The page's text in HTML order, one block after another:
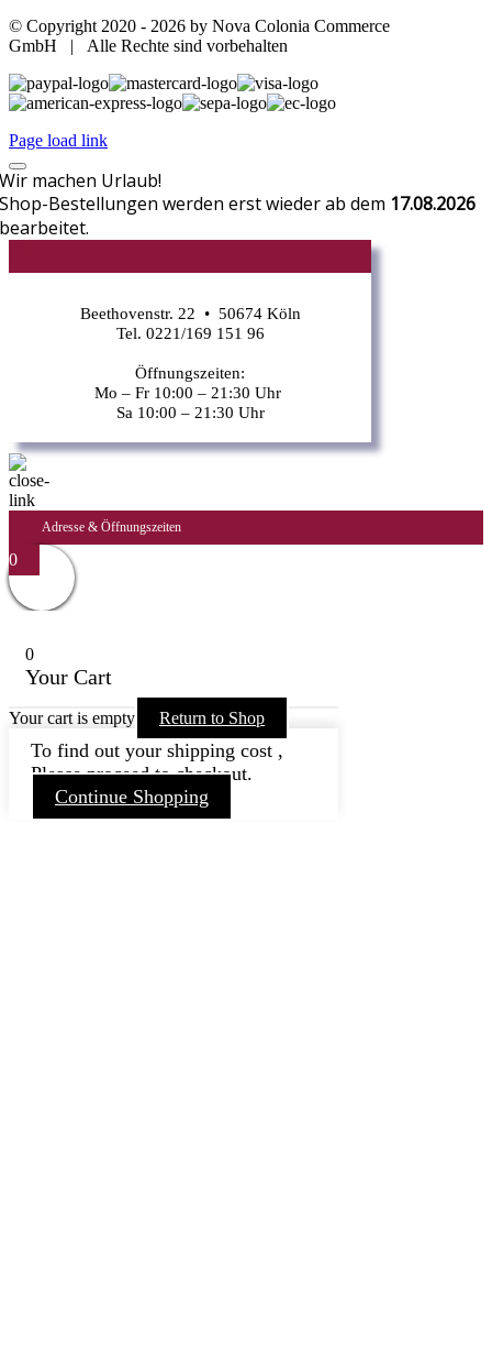
© Copyright 2020 - 2026 by Nova Colonia Commerce
GmbH | Alle Rechte sind vorbehalten
Page load link
Wir machen Urlaub!
Shop-Bestellungen werden erst wieder ab dem 17.08.2026
bearbeitet.
Beethovenstr. 22 • 50674 Köln
Tel. 0221/169 151 96
Öffnungszeiten:
Mo – Fr 10:00 – 21:30 Uhr
Sa 10:00 – 21:30 Uhr
Adresse & Öffnungszeiten
0
0
Your Cart
Your cart is empty Return to Shop
To find out your shipping cost ,
Please proceed to checkout.
Continue Shopping